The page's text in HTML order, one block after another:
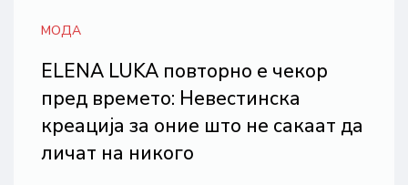
МОДА
ELENA LUKA повторно е чекор
пред времето: Невестинска
креација за оние што не сакаат да
личат на никого
палатата во која живее: Се појави
интервју со принцезата Грејс Кели
21.07.2026
иднината на високата мода:
ELENA LUKA со „LIGHT FUTURE“ ја
носи белата couture офанзива на
дубајската модна сцена